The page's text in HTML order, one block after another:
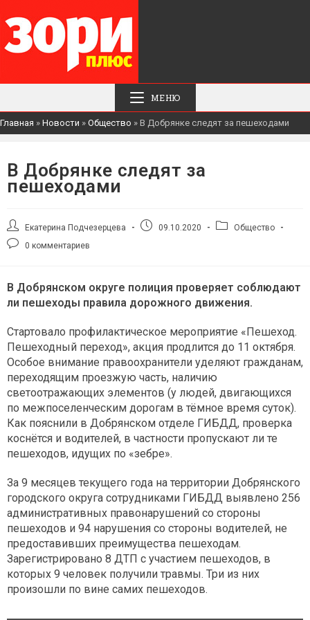
МЕНЮ
Главная » Новости » Общество » В Добрянке следят за пешеходами
В Добрянке следят за
пешеходами
Автор
записи:
Екатерина Подчезерцева
Запись09.10.2020
РубрикаОбщество
Комментарии
0 комментариев
В Добрянском округе полиция проверяет соблюдают
ли пешеходы правила дорожного движения.
Стартовало профилактическое мероприятие «Пешеход.
Пешеходный переход», акция продлится до 11 октября.
Особое внимание правоохранители уделяют гражданам,
переходящим проезжую часть, наличию
светоотражающих элементов (у людей, двигающихся
по межпоселенческим дорогам в тёмное время суток).
Как пояснили в Добрянском отделе ГИБДД, проверка
коснётся и водителей, в частности пропускают ли те
пешеходов, идущих по «зебре».
За 9 месяцев текущего года на территории Добрянского
городского округа сотрудниками ГИБДД выявлено 256
административных правонарушений со стороны
пешеходов и 94 нарушения со стороны водителей, не
предоставивших преимущества пешеходам.
Зарегистрировано 8 ДТП с участием пешеходов, в
которых 9 человек получили травмы. Три из них
произошли по вине самих пешеходов.